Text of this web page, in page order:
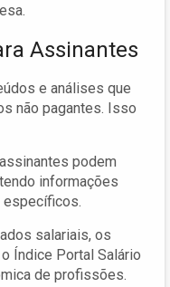
Assinantes
e análises que
não pagantes. Isso
podem
informações
específicos.
salariais, os
Índice Portal Salário
de profissões.